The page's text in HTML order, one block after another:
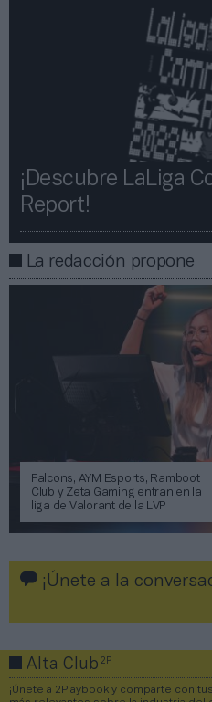
¡Descubre LaLiga
Report!​​
La redacción propone
Falcons, AYM Esports, Ramboot
Club y Zeta Gaming entran en la
liga de Valorant de la LVP
¡Únete a la
Alta Club2P
¡Únete a 2Playbook y comparte con